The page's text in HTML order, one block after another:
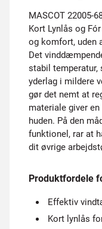
MASCOT 22005-
Kort Lynlås og
og komfort, uden
Det
stabil temperatur,
yderlag i mildere
gør det nemt at
materiale giver
huden. På den
funktionel, rar at
dit øvrige
Produktfordele
Effektiv
Kort lynlås